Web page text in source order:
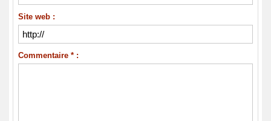
Site web :
Commentaire * :